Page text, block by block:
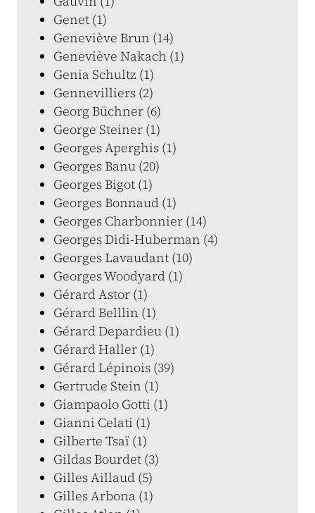
Genet (1)
Geneviève Brun (14)
Geneviève Nakach (1)
Genia Schultz (1)
Gennevilliers (2)
Georg Büchner (6)
George Steiner (1)
Georges Aperghis (1)
Georges Banu (20)
Georges Bigot (1)
Georges Bonnaud (1)
Georges Charbonnier (14)
Georges Didi-Huberman (4)
Georges Lavaudant (10)
Georges Woodyard (1)
Gérard Astor (1)
Gérard Belllin (1)
Gérard Depardieu (1)
Gérard Haller (1)
Gérard Lépinois (39)
Gertrude Stein (1)
Giampaolo Gotti (1)
Gianni Celati (1)
Gilberte Tsaï (1)
Gildas Bourdet (3)
Gilles Aillaud (5)
Gilles Arbona (1)